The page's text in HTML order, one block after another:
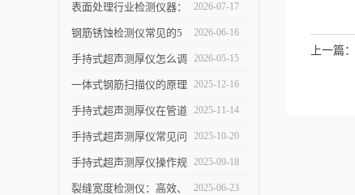
表面处理行业检测仪器：
详解高精度涂层测厚仪的
校准方法与复杂曲面测量
操作技巧
2026-07-17
钢筋锈蚀检测仪常见的5
个使用误区，第3个最容
易踩坑
2026-06-16
手持式超声测厚仪怎么调
参数，出厂设置量程修正
使用教程
2026-05-15
一体式钢筋扫描仪的原理
与优势：快速、无损检测
混凝土中钢筋的科学依据
2025-12-16
手持式超声测厚仪在管道
壁厚检测中的具体应用
2025-11-14
手持式超声测厚仪常见问
题解析：解决数据波动、
探头故障，保障测量结果
2025-10-20
手持式超声测厚仪操作规
范：测点选择、数据记录
2025-09-18
裂缝宽度检测仪：高效、 2025-06-23
上一篇：